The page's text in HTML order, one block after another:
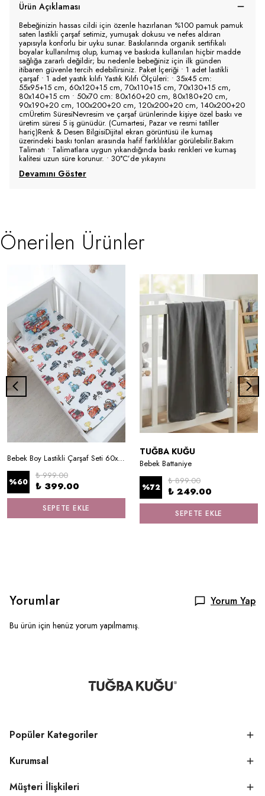
Ürün Açıklaması
Bebeğinizin hassas cildi için özenle hazırlanan %100 pamuk pamuk
saten lastikli çarşaf setimiz, yumuşak dokusu ve nefes aldıran
yapısıyla konforlu bir uyku sunar. Baskılarında organik sertifikalı
boyalar kullanılmış olup, kumaş ve baskıda kullanılan hiçbir madde
sağlığa zararlı değildir; bu nedenle bebeğiniz için ilk günden
itibaren güvenle tercih edebilirsiniz. Paket İçeriği • 1 adet lastikli
çarşaf • 1 adet yastık kılıfı Yastık Kılıfı Ölçüleri: • 35x45 cm:
55x95+15 cm, 60x120+15 cm, 70x110+15 cm, 70x130+15 cm,
80x140+15 cm • 50x70 cm: 80x160+20 cm, 80x180+20 cm,
90x190+20 cm, 100x200+20 cm, 120x200+20 cm, 140x200+20
cmÜretim SüresiNevresim ve çarşaf ürünlerinde kişiye özel baskı ve
üretim süresi 5 iş günüdür. (Cumartesi, Pazar ve resmi tatiller
hariç)Renk & Desen BilgisiDijital ekran görüntüsü ile kumaş
üzerindeki baskı tonları arasında hafif farklılıklar görülebilir.Bakım
Talimatı • Talimatlara uygun yıkandığında baskı renkleri ve kumaş
kalitesi uzun süre korunur. • 30°C’de yıkayını
Devamını Göster
Önerilen Ürünler
Bebek Boy Lastikli Çarşaf Seti 60x120 cm - Şimşek MCQueen ve Arkadaşları
%60
₺ 999.00
₺ 399.00
SEPETE EKLE
TUĞBA KUĞU
Bebek Battaniye
%72
₺ 899.00
₺ 249.00
SEPETE EKLE
Yorumlar Yorum Yap
Bu ürün için henüz yorum yapılmamış.
Popüler Kategoriler
Kurumsal
Müşteri İlişkileri